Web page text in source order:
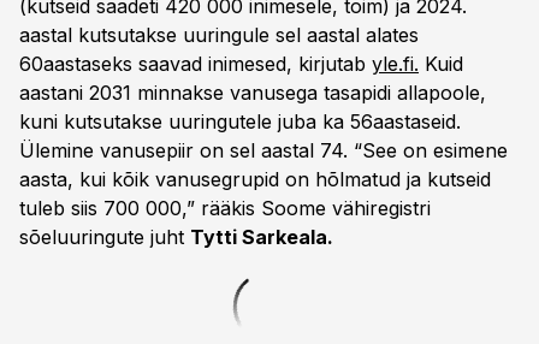
(kutseid saadeti 420 000 inimesele, toim) ja 2024.
aastal kutsutakse uuringule sel aastal alates
60aastaseks saavad inimesed, kirjutab yle.fi. Kuid
aastani 2031 minnakse vanusega tasapidi allapoole,
kuni kutsutakse uuringutele juba ka 56aastaseid.
Ülemine vanusepiir on sel aastal 74. “See on esimene
aasta, kui kõik vanusegrupid on hõlmatud ja kutseid
tuleb siis 700 000,” rääkis Soome vähiregistri
sõeluuringute juht Tytti Sarkeala.